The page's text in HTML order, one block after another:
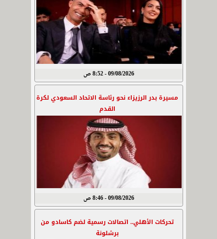
09/08/2026 - 8:52 ص
مسيرة بدر الرزيزاء نحو رئاسة الاتحاد السعودي لكرة
القدم
09/08/2026 - 8:46 ص
تحركات الأهلي.. اتصالات رسمية لضم كاسادو من
برشلونة